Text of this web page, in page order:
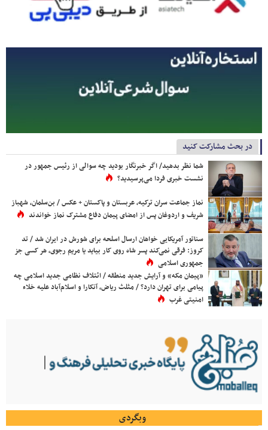
در بحث مشارکت کنید
شما نظر بدهید/ اگر خبرنگار بودید چه سوالی از رئیس جمهور در
نشست خبری فردا می‌پرسیدید؟
نماز جماعت سران ترکیه، عربستان و پاکستان + عکس / بن‌سلمان، شهباز
شریف و اردوغان پس از امضای پیمان دفاع مشترک نماز خواندند
سناتور آمریکایی خواهان ارسال اسلحه برای شورش در ایران شد / تد
کروز: فرقی نمی‌کند پسر شاه روی کار بیاید یا مریم رجوی، هر کسی جز
جمهوری اسلامی
«پیمان مکه» و آرایش جدید منطقه / ائتلاف نظامی جدید اسلامی چه
پیامی برای تهران دارد؟ / مثلث ریاض، آنکارا و اسلام‌آباد علیه خلاء
امنیتی غرب
وبگردی